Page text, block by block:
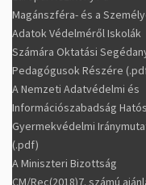
Magánszféra- és a
Adatok Védelméről Iskolák
Számára Oktatási
Pedagógusok Részére
A Nemzeti Adatvédelmi és
Információszabadság
Gyermekvédelmi
(.pdf)
A Miniszteri Bizottság
CM/Rec(2018)7. számú